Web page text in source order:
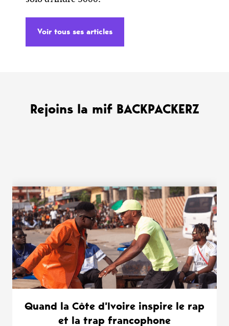
Voir tous ses articles
Rejoins la mif BACKPACKERZ
WANT MORE ?
Quand la Côte d’Ivoire inspire le rap
et la trap francophone